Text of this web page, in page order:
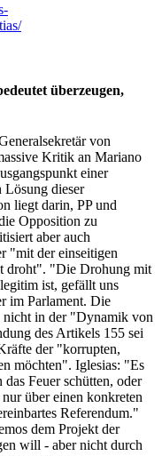
überzeugen,
von
Kritik an Mariano
einer
Lösung dieser
liegt darin, PP und
Opposition zu
aber auch
"mit der einseitigen
droht". "Die Drohung mit
ist, gefällt uns
im Parlament. Die
in der "Dynamik von
des Artikels 155 sei
der "korrupten,
möchten". Iglesias: "Es
Feuer schütten, oder
über einen konkreten
Referendum."
dem Projekt der
will - aber nicht durch